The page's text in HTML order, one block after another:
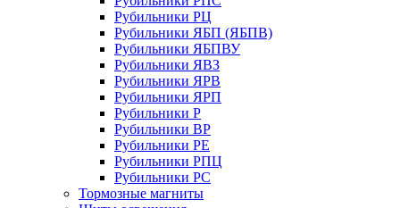
Рубильники РЦ
Рубильники ЯБП (ЯБПВ)
Рубильники ЯБПВУ
Рубильники ЯВЗ
Рубильники ЯРВ
Рубильники ЯРП
Рубильники Р
Рубильники ВР
Рубильники РЕ
Рубильники РПЦ
Рубильники РС
Тормозные магниты